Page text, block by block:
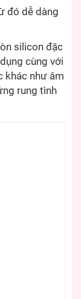
đó dễ dàng
silicon đặc
cùng với
khác như âm
rung tình